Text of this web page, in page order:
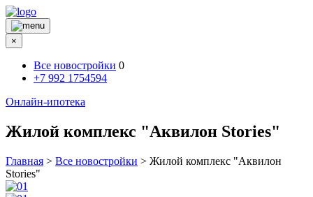
×
Все новостройки 0
+7 992 1754594
Онлайн-ипотека
Жилой комплекс "Аквилон Stories"
Главная > Все новостройки > Жилой комплекс "Аквилон
Stories"